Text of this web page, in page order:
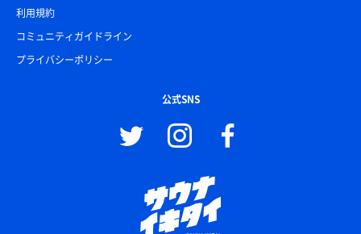
利用規約
コミュニティガイドライン
プライバシーポリシー
公式SNS